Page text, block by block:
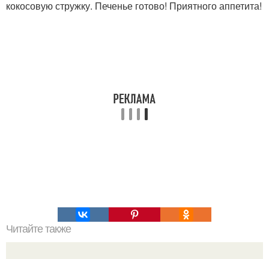
кокосовую стружку. Печенье готово! Приятного аппетита!
Читайте также